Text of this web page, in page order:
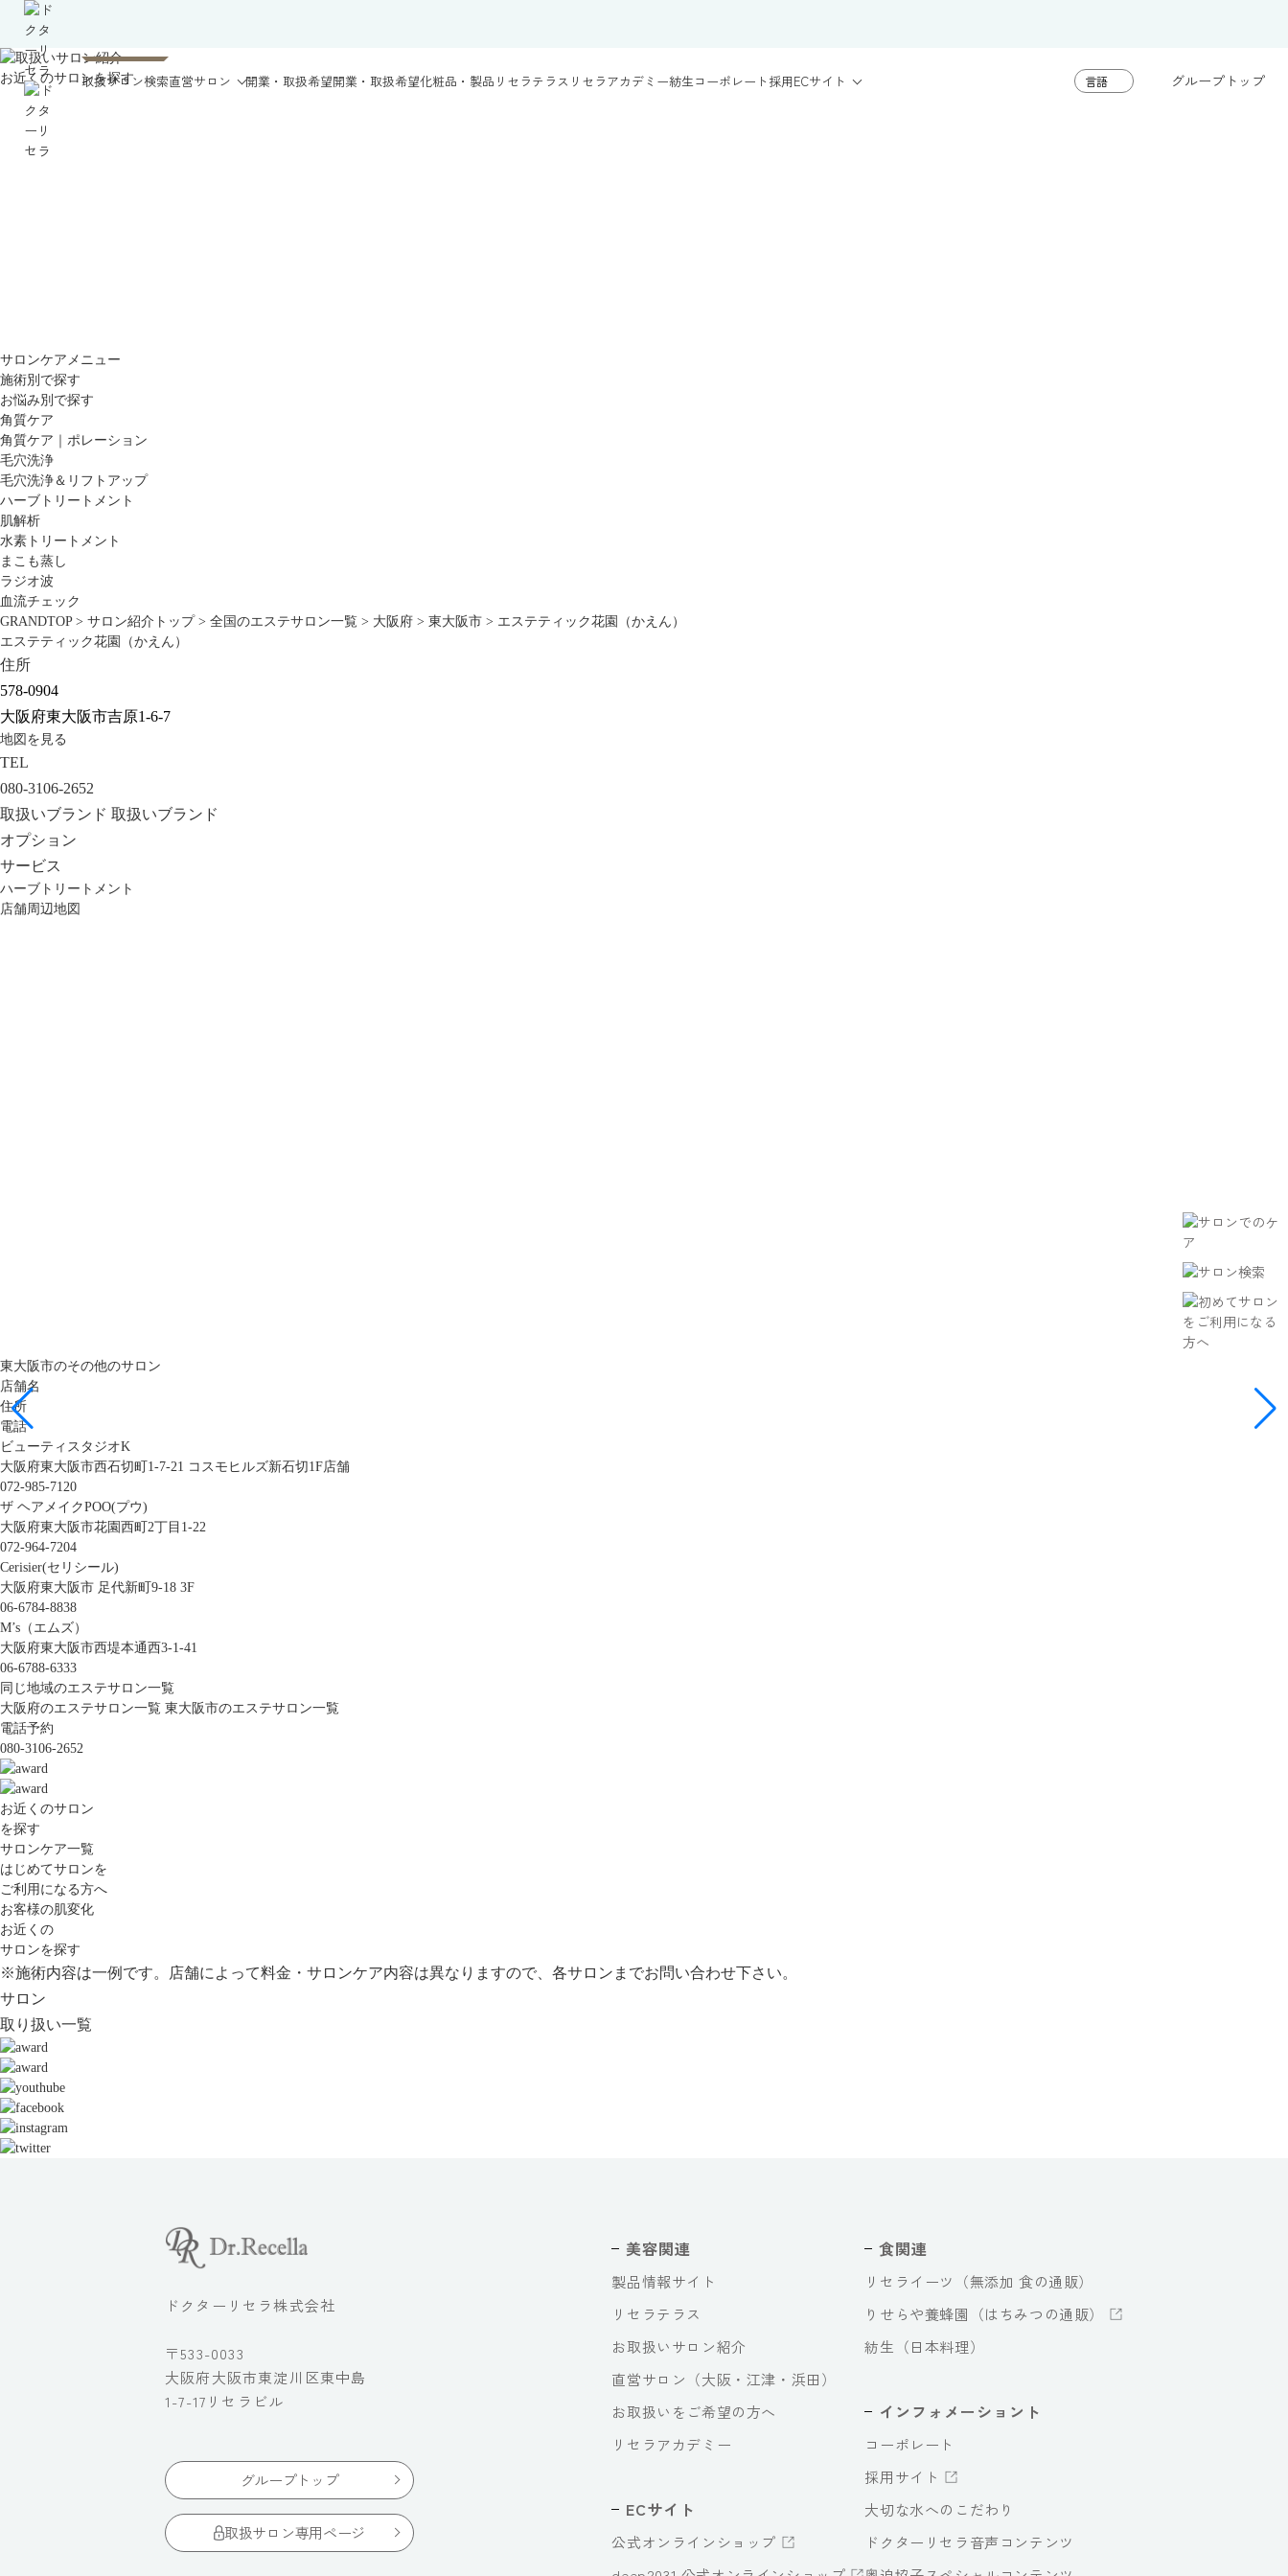
取扱サロン検索直営サロン 開業・取扱希望開業・取扱希望化粧品・製品 リセラテラス リセラアカデミー紡生コーポレート採用ECサイト グループトップ
お近くのサロンを探す
サロンケアメニュー
施術別で探す
お悩み別で探す
角質ケア
角質ケア｜ポレーション
毛穴洗浄
毛穴洗浄＆リフトアップ
ハーブトリートメント
肌解析
水素トリートメント
まこも蒸し
ラジオ波
血流チェック
GRANDTOP > サロン紹介トップ > 全国のエステサロン一覧 > 大阪府 > 東大阪市 > エステティック花園（かえん）
エステティック花園（かえん）
住所
578-0904
大阪府東大阪市吉原1-6-7
地図を見る
TEL
080-3106-2652
取扱いブランド 取扱いブランド
オプション
サービス
ハーブトリートメント
店舗周辺地図
東大阪市のその他のサロン
店舗名
住所
電話
ビューティスタジオK
大阪府東大阪市西石切町1-7-21 コスモヒルズ新石切1F店舗
072-985-7120
ザ ヘアメイクPOO(プウ)
大阪府東大阪市花園西町2丁目1-22
072-964-7204
Cerisier(セリシール)
大阪府東大阪市 足代新町9-18 3F
06-6784-8838
M’s（エムズ）
大阪府東大阪市西堤本通西3-1-41
06-6788-6333
同じ地域のエステサロン一覧
大阪府のエステサロン一覧 東大阪市のエステサロン一覧
電話予約
080-3106-2652
お近くのサロン
を探す
サロンケア一覧
はじめてサロンを
ご利用になる方へ
お客様の肌変化
お近くの
サロンを探す
※施術内容は一例です。店舗によって料金・サロンケア内容は異なりますので、各サロンまでお問い合わせ下さい。
サロン
取り扱い一覧
ドクターリセラ株式会社
〒533-0033
大阪府大阪市東淀川区東中島
1-7-17リセラビル
グループトップ
取扱サロン専用ページ
美容関連
製品情報サイト
リセラテラス
お取扱いサロン紹介
直営サロン（大阪・江津・浜田）
お取扱いをご希望の方へ
リセラアカデミー
ECサイト
公式オンラインショップ
食関連
リセライーツ（無添加 食の通販）
りせらや養蜂園（はちみつの通販）
紡生（日本料理）
インフォメーショント
コーポレート
採用サイト
大切な水へのこだわり
ドクターリセラ音声コンテンツ